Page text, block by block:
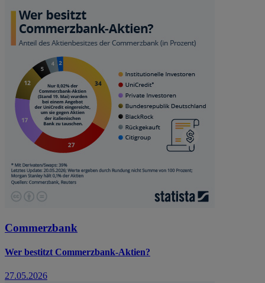
Commerzbank
Wer bestitzt Commerzbank-Aktien?
27.05.2026